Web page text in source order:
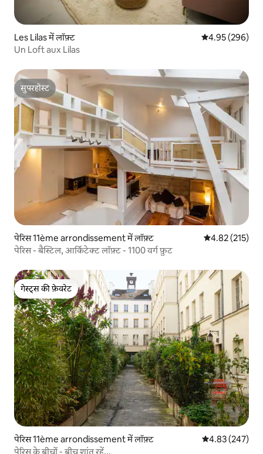
Les Lilas में लॉफ़्ट औसत रेटिंग 5 में से
4.95 (296)
Un Loft aux Lilas
सुपरहोस्ट
सुपरहोस्ट
पेरिस 11ème arrondissement में लॉफ़्ट औसत रेटिंग 5 में से
4.82 (215)
पेरिस - बैस्टिल, आर्किटेक्ट लॉफ़्ट - 1100 वर्ग फ़ुट
गेस्ट्स की फ़ेवरेट
गेस्ट्स की फ़ेवरेट
पेरिस 11ème arrondissement में लॉफ़्ट औसत रेटिंग 5 में से
4.83 (247)
पेरिस के बीचों - बीच शांत रहें...